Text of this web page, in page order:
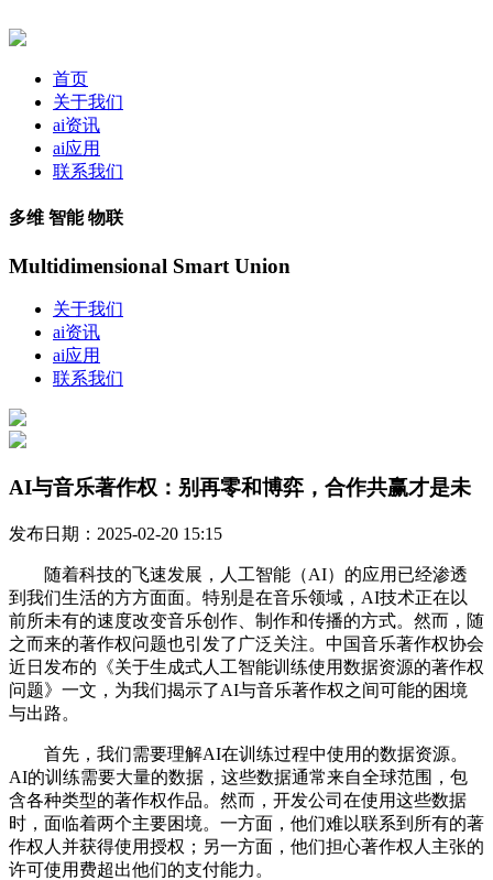
首页
关于我们
ai资讯
ai应用
联系我们
多维 智能 物联
Multidimensional Smart Union
关于我们
ai资讯
ai应用
联系我们
AI与音乐著作权：别再零和博弈，合作共赢才是未
发布日期：2025-02-20 15:15
随着科技的飞速发展，人工智能（AI）的应用已经渗透
到我们生活的方方面面。特别是在音乐领域，AI技术正在以
前所未有的速度改变音乐创作、制作和传播的方式。然而，随
之而来的著作权问题也引发了广泛关注。中国音乐著作权协会
近日发布的《关于生成式人工智能训练使用数据资源的著作权
问题》一文，为我们揭示了AI与音乐著作权之间可能的困境
与出路。
首先，我们需要理解AI在训练过程中使用的数据资源。
AI的训练需要大量的数据，这些数据通常来自全球范围，包
含各种类型的著作权作品。然而，开发公司在使用这些数据
时，面临着两个主要困境。一方面，他们难以联系到所有的著
作权人并获得使用授权；另一方面，他们担心著作权人主张的
许可使用费超出他们的支付能力。